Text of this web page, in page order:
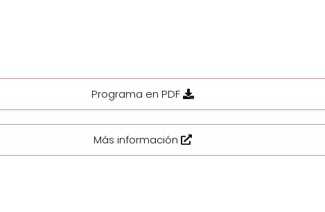
Programa en PDF
Más información